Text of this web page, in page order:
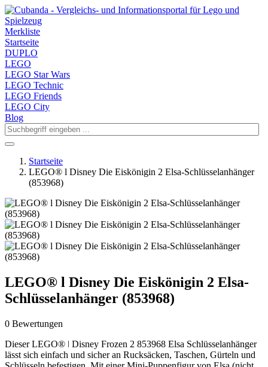
Merkliste
Startseite
DUPLO
LEGO
LEGO Star Wars
LEGO Technic
LEGO Friends
LEGO City
Blog
Startseite
LEGO® l Disney Die Eiskönigin 2 Elsa-Schlüsselanhänger
(853968)
LEGO® l Disney Die Eiskönigin 2 Elsa-
Schlüsselanhänger (853968)
0 Bewertungen
Dieser LEGO® ǀ Disney Frozen 2 853968 Elsa Schlüsselanhänger
lässt sich einfach und sicher an Rucksäcken, Taschen, Gürteln und